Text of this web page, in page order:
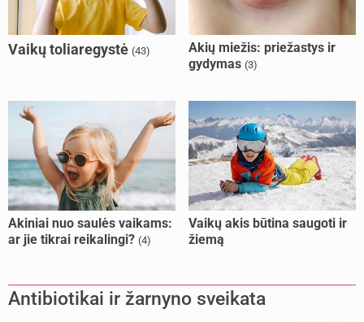
Vaikų toliaregystė (43)
Akių miežis: priežastys ir
gydymas (3)
Akiniai nuo saulės vaikams:
ar jie tikrai reikalingi? (4)
Vaikų akis būtina saugoti ir
žiemą
Antibiotikai ir žarnyno sveikata